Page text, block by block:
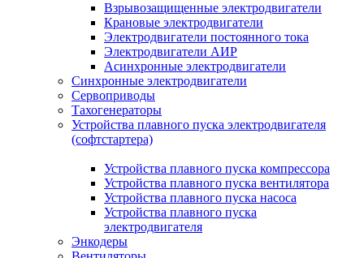
Взрывозащищенные электродвигатели
Крановые электродвигатели
Электродвигатели постоянного тока
Электродвигатели АИР
Асинхронные электродвигатели
Синхронные электродвигатели
Сервоприводы
Тахогенераторы
Устройства плавного пуска электродвигателя
(софтстартера)
Устройства плавного пуска компрессора
Устройства плавного пуска вентилятора
Устройства плавного пуска насоса
Устройства плавного пуска
электродвигателя
Энкодеры